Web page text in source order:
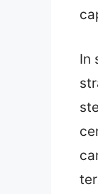
In